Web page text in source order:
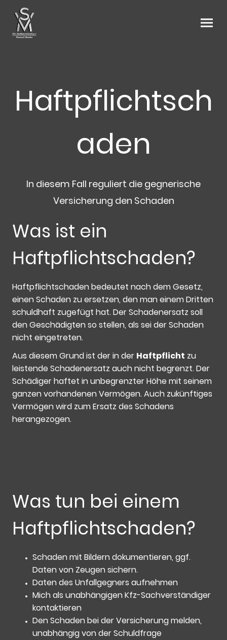
Haftpflichtsch
aden
In diesem Fall reguliert die gegnerische
Versicherung den Schaden
Was ist ein
Haftpflichtschaden?
Haftpflichtschaden bedeutet nach dem Gesetz,
einen Schaden zu ersetzen, den man einem Dritten
schuldhaft zugefügt hat. Der Schadenersatz soll
den Geschädigten so stellen, als sei der Schaden
nicht eingetreten.
Aus diesem Grund ist der in der Haftpflicht zu
leistende Schadenersatz auch nicht begrenzt. Der
Schädiger haftet in unbegrenzter Höhe mit seinem
ganzen vorhandenen Vermögen. Auch zukünftiges
Vermögen wird zum Ersatz des Schadens
herangezogen.
Was tun bei einem
Haftpflichtschaden?
Schaden mit Bildern dokumentieren, ggf.
Daten von Zeugen sichern.
Daten des Unfallgegners aufnehmen
Mich als unabhängigen Kfz-Sachverständiger
kontaktieren
Den Schaden bei der Versicherung melden,
unabhängig von der Schuldfrage